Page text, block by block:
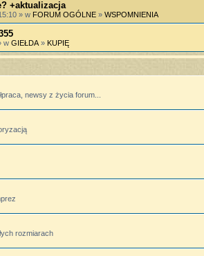
+aktualizacja
» w FORUM OGÓLNE » WSPOMNIENIA
w GIEŁDA » KUPIĘ
newsy z życia forum...
rozmiarach